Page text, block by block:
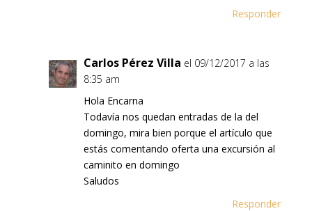
Responder
Carlos Pérez Villa el 09/12/2017 a las
8:35 am
Hola Encarna
Todavía nos quedan entradas de la del
domingo, mira bien porque el artículo que
estás comentando oferta una excursión al
caminito en domingo
Saludos
Responder